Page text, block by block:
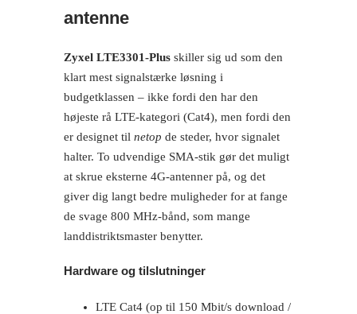
antenne
Zyxel LTE3301-Plus skiller sig ud som den
klart mest signalstærke løsning i
budgetklassen – ikke fordi den har den
højeste rå LTE-kategori (Cat4), men fordi den
er designet til netop de steder, hvor signalet
halter. To udvendige SMA-stik gør det muligt
at skrue eksterne 4G-antenner på, og det
giver dig langt bedre muligheder for at fange
de svage 800 MHz-bånd, som mange
landdistriktsmaster benytter.
Hardware og tilslutninger
LTE Cat4 (op til 150 Mbit/s download /